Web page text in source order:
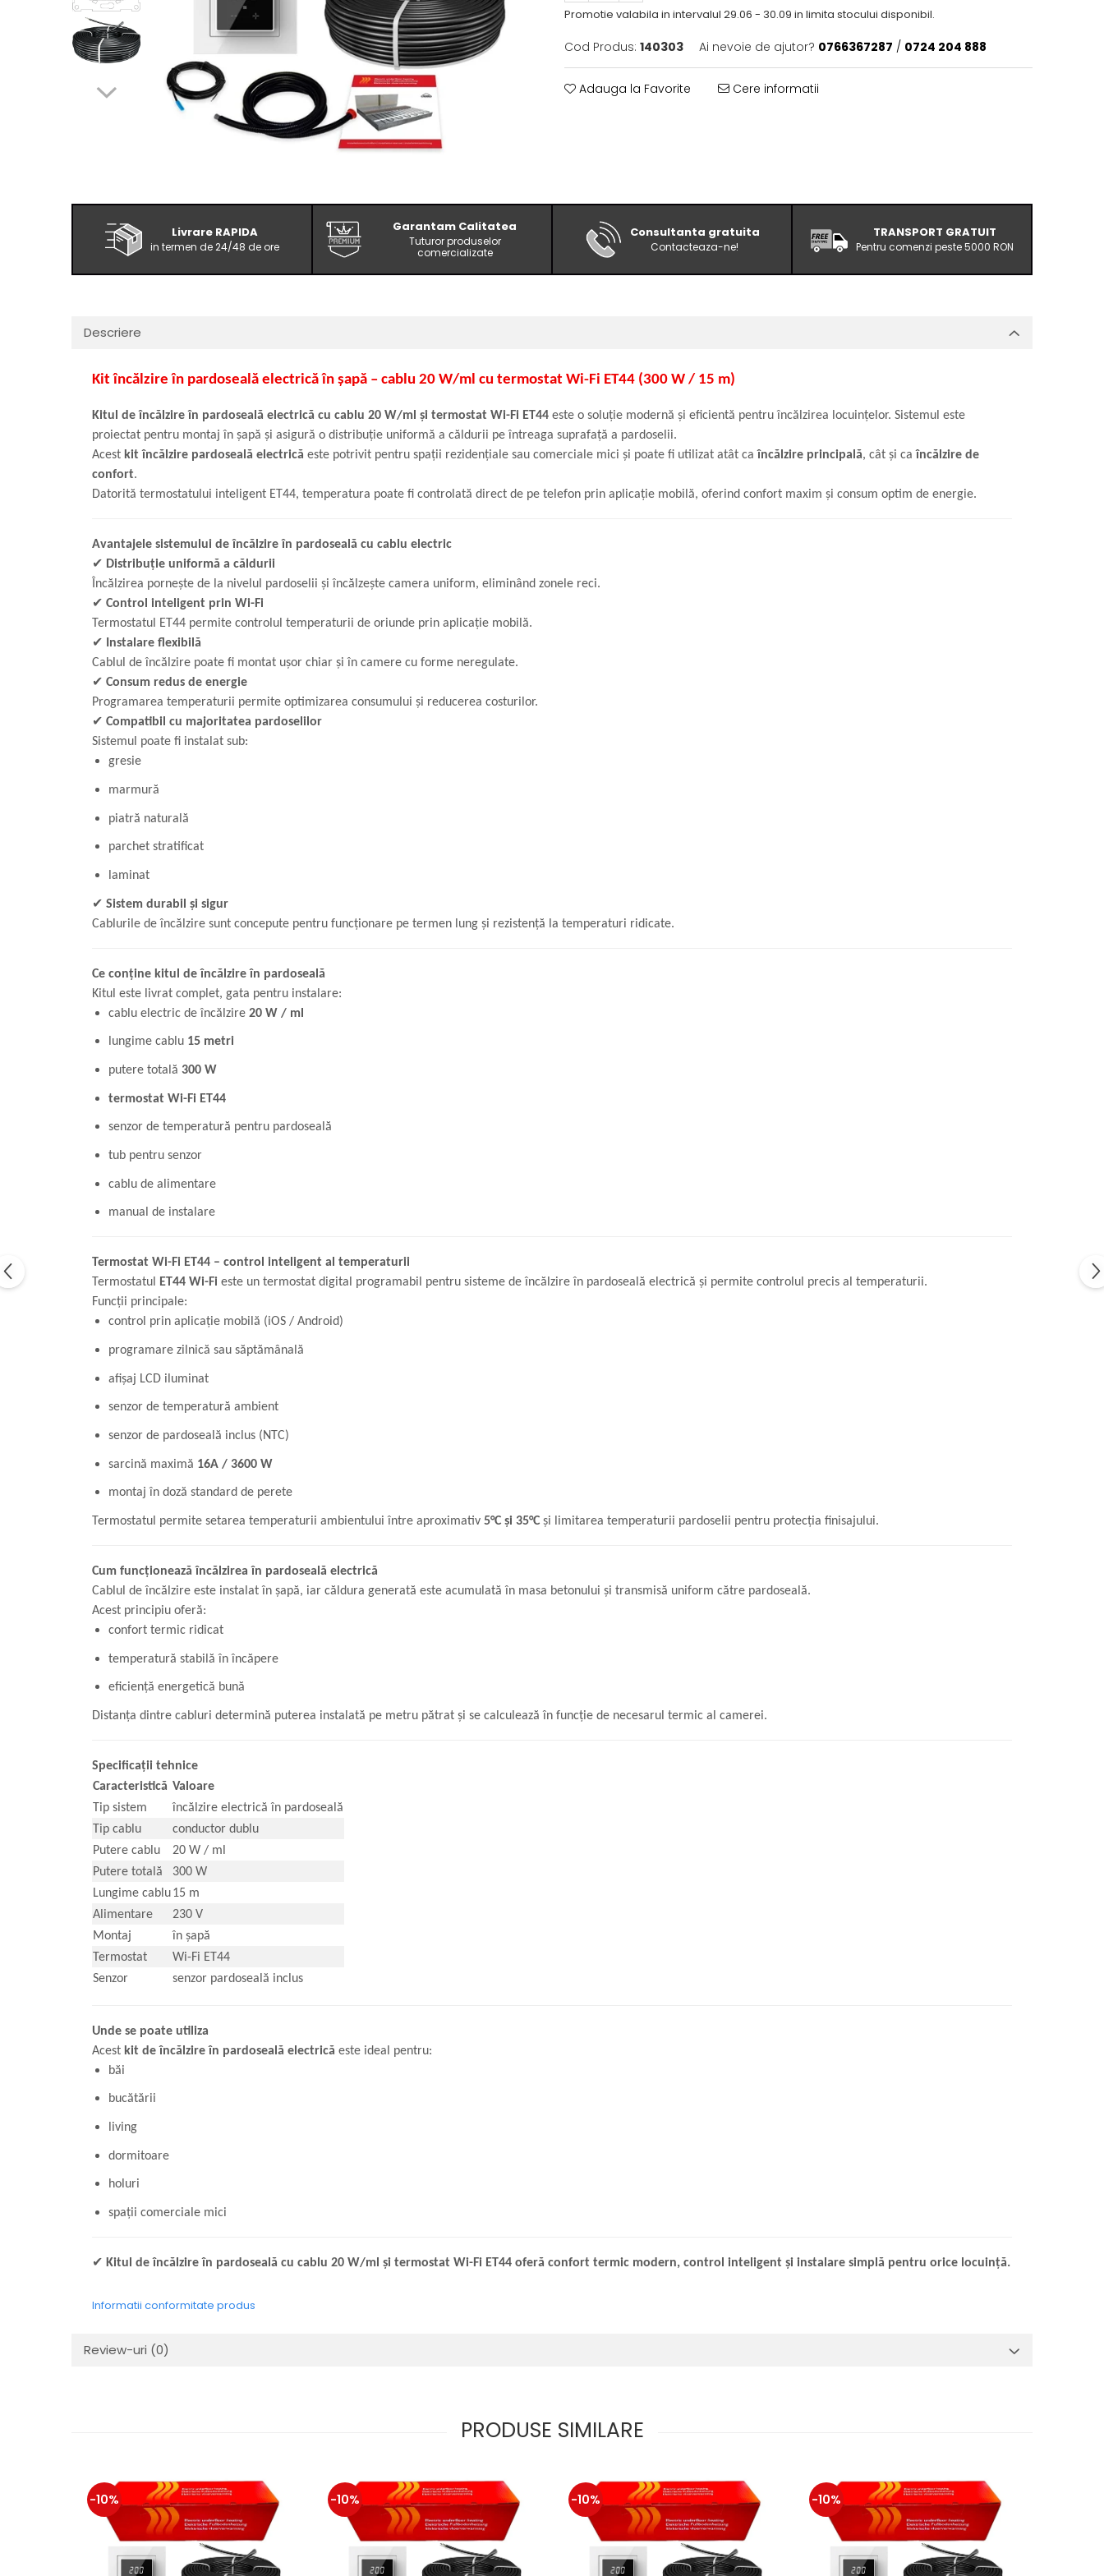
Promotie valabila in intervalul 29.06 - 30.09 in limita stocului disponibil.
Cod Produs: 140303 Ai nevoie de ajutor? 0766367287 / 0724 204 888
Adauga la Favorite Cere informatii
Livrare RAPIDA
in termen de 24/48 de ore
Garantam Calitatea
Tuturor produselor
comercializate
Consultanta gratuita
Contacteaza-ne!
TRANSPORT GRATUIT
Pentru comenzi peste 5000 RON
Descriere
Kit încălzire în pardoseală electrică în șapă – cablu 20 W/ml cu termostat Wi-Fi ET44 (300 W / 15 m)
Kitul de încălzire în pardoseală electrică cu cablu 20 W/ml și termostat Wi-Fi ET44 este o soluție modernă și eficientă pentru încălzirea locuințelor. Sistemul este
proiectat pentru montaj în șapă și asigură o distribuție uniformă a căldurii pe întreaga suprafață a pardoselii.
Acest kit încălzire pardoseală electrică este potrivit pentru spații rezidențiale sau comerciale mici și poate fi utilizat atât caîncălzire principală, cât și caîncălzire de
confort.
Datorită termostatului inteligent ET44, temperatura poate fi controlată direct de pe telefon prin aplicație mobilă, oferind confort maxim și consum optim de energie.
Avantajele sistemului de încălzire în pardoseală cu cablu electric
✔ Distribuție uniformă a căldurii
Încălzirea pornește de la nivelul pardoselii și încălzește camera uniform, eliminând zonele reci.
✔ Control inteligent prin Wi-Fi
Termostatul ET44 permite controlul temperaturii de oriunde prin aplicație mobilă.
✔ Instalare flexibilă
Cablul de încălzire poate fi montat ușor chiar și în camere cu forme neregulate.
✔ Consum redus de energie
Programarea temperaturii permite optimizarea consumului și reducerea costurilor.
✔ Compatibil cu majoritatea pardoselilor
Sistemul poate fi instalat sub:
gresie
marmură
piatră naturală
parchet stratificat
laminat
✔ Sistem durabil și sigur
Cablurile de încălzire sunt concepute pentru funcționare pe termen lung și rezistență la temperaturi ridicate.
Ce conține kitul de încălzire în pardoseală
Kitul este livrat complet, gata pentru instalare:
cablu electric de încălzire 20 W / ml
lungime cablu 15 metri
putere totală 300 W
termostat Wi-Fi ET44
senzor de temperatură pentru pardoseală
tub pentru senzor
cablu de alimentare
manual de instalare
Termostat Wi-Fi ET44 – control inteligent al temperaturii
Termostatul ET44 Wi-Fi este un termostat digital programabil pentru sisteme de încălzire în pardoseală electrică și permite controlul precis al temperaturii.
Funcții principale:
control prin aplicație mobilă (iOS / Android)
programare zilnică sau săptămânală
afișaj LCD iluminat
senzor de temperatură ambient
senzor de pardoseală inclus (NTC)
sarcină maximă 16A / 3600 W
montaj în doză standard de perete
Termostatul permite setarea temperaturii ambientului între aproximativ 5°C și 35°C și limitarea temperaturii pardoselii pentru protecția finisajului.
Cum funcționează încălzirea în pardoseală electrică
Cablul de încălzire este instalat în șapă, iar căldura generată este acumulată în masa betonului și transmisă uniform către pardoseală.
Acest principiu oferă:
confort termic ridicat
temperatură stabilă în încăpere
eficiență energetică bună
Distanța dintre cabluri determină puterea instalată pe metru pătrat și se calculează în funcție de necesarul termic al camerei.
Specificații tehnice
Caracteristică Valoare
Tip sistem
încălzire electrică în pardoseală
Tip cablu
conductor dublu
Putere cablu
20 W / ml
Putere totală
300 W
Lungime cablu15 m
Alimentare
230 V
Montaj
în șapă
Termostat
Wi-Fi ET44
Senzor
senzor pardoseală inclus
Unde se poate utiliza
Acest kit de încălzire în pardoseală electrică este ideal pentru:
băi
bucătării
living
dormitoare
holuri
spații comerciale mici
✔ Kitul de încălzire în pardoseală cu cablu 20 W/ml și termostat Wi-Fi ET44 oferă confort termic modern, control inteligent și instalare simplă pentru orice locuință.
Informatii conformitate produs
Review-uri (0)
PRODUSE SIMILARE
-10% -10% -10% -10%